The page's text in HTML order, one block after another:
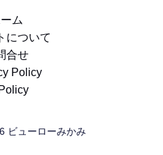
ム
について
合せ
Policy
ビューローみかみ